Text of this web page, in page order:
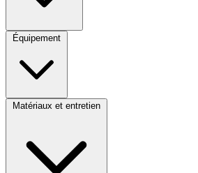
Équipement
Matériaux et entretien